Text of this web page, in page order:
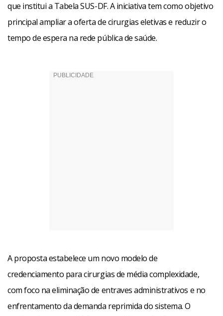
que institui a Tabela SUS-DF. A iniciativa tem como objetivo
principal ampliar a oferta de cirurgias eletivas e reduzir o
tempo de espera na rede pública de saúde.
A proposta estabelece um novo modelo de
credenciamento para cirurgias de média complexidade,
com foco na eliminação de entraves administrativos e no
enfrentamento da demanda reprimida do sistema. O